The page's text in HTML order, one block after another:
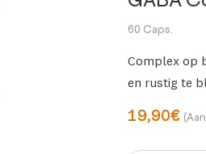
60 Caps.
Complex op
en rustig te
19,90€